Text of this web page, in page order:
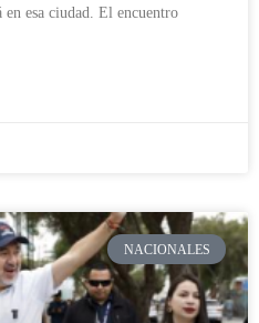
en esa ciudad. El encuentro
NACIONALES